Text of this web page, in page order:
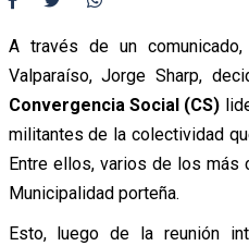
A través de un
Valparaíso, Jorge Sharp,
Convergencia Social (CS)
militantes de la colectividad
Entre ellos, varios de los más
Municipalidad porteña.
Esto, luego de la reunión